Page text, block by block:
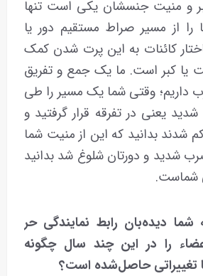
و منیت جنسشان یکی است تنها
از مسیر صراط مستقیم دور یا
کائنات به این پرت شدن کمک
یا کبر است. ما یک جمع و تفریق
وقتی شما یک مسیر را طی
یعنی در تفرقه قرار گرفتید و
شدند بدانید که این از منیت شما
شدید و دورتان شلوغ شد بدانید
شماست.
شما دیده‌بان رابط نمایندگی حر
را در این چند سال چگونه
تغییراتی حاصل‌شده است؟